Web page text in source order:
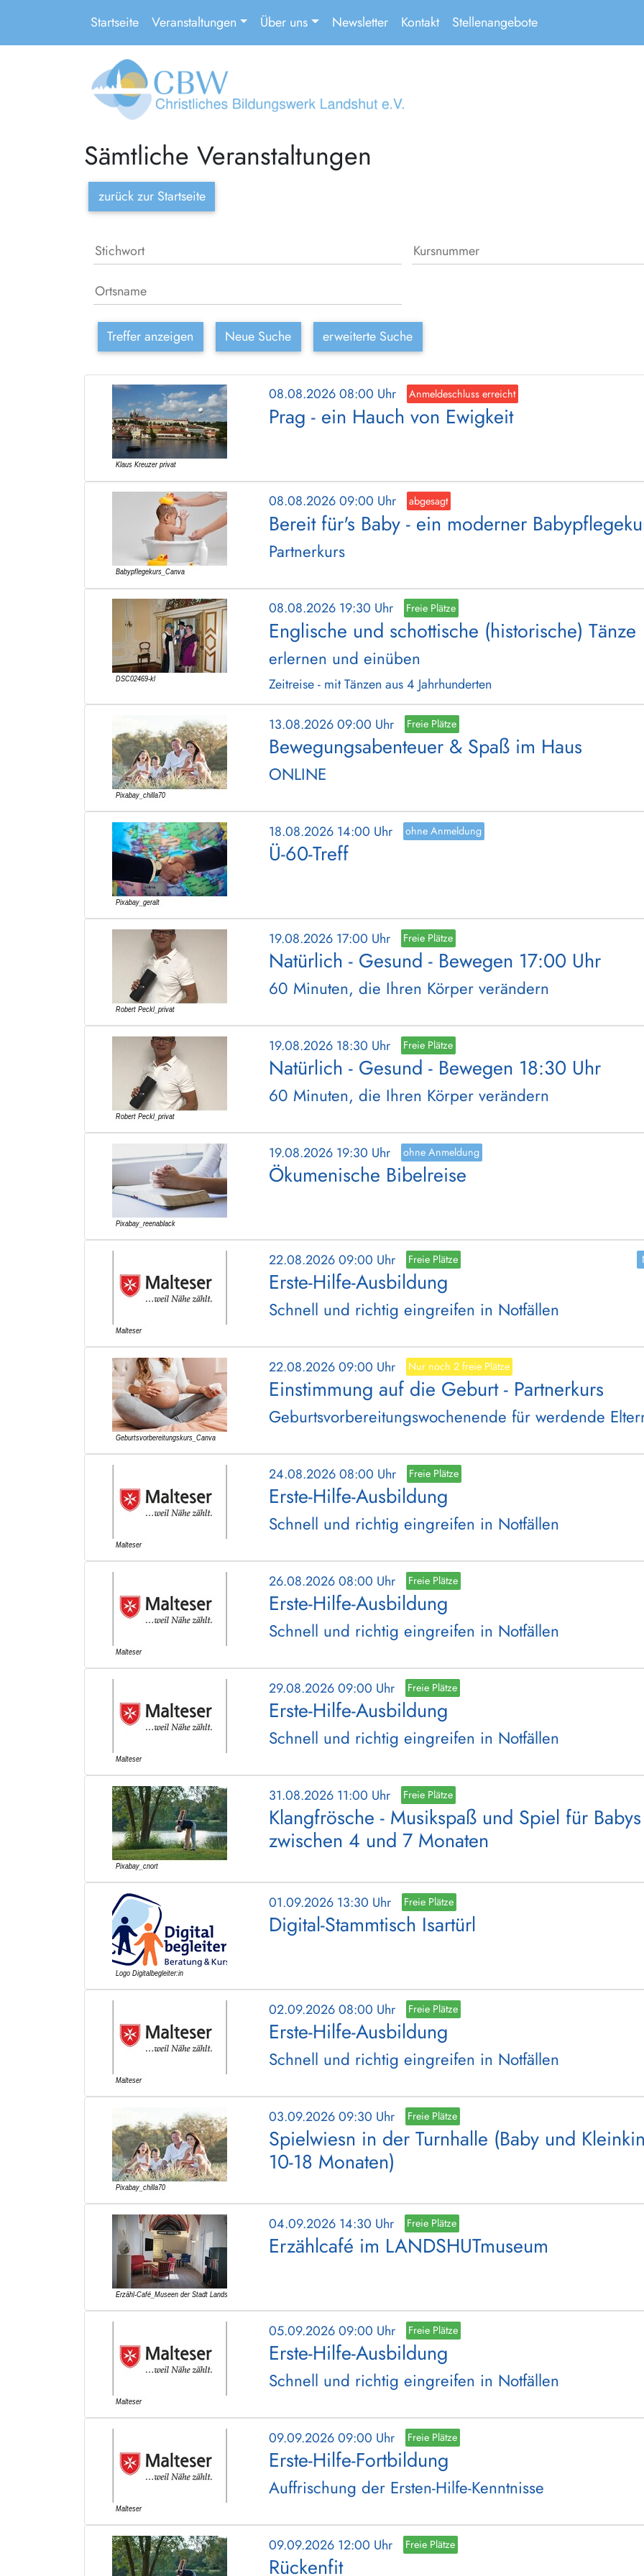
Startseite Veranstaltungen Über uns Newsletter Kontakt Stellenangebote
Sämtliche Veranstaltungen
zurück zur Startseite
Treffer anzeigen Neue Suche erweiterte Suche
08.08.2026 08:00 Uhr Anmeldeschluss erreicht
Prag - ein Hauch von Ewigkeit
08.08.2026 09:00 Uhr abgesagt
Bereit für's Baby - ein moderner
Partnerkurs
08.08.2026 19:30 Uhr Freie Plätze
Englische und schottische (historische) Tänze
erlernen und einüben
Zeitreise - mit Tänzen aus 4 Jahrhunderten
13.08.2026 09:00 Uhr Freie Plätze
Bewegungsabenteuer & Spaß im Haus
ONLINE
18.08.2026 14:00 Uhr ohne Anmeldung
Ü-60-Treff
19.08.2026 17:00 Uhr Freie Plätze
Natürlich - Gesund - Bewegen 17:00 Uhr
60 Minuten, die Ihren Körper verändern
19.08.2026 18:30 Uhr Freie Plätze
Natürlich - Gesund - Bewegen 18:30 Uhr
60 Minuten, die Ihren Körper verändern
19.08.2026 19:30 Uhr ohne Anmeldung
Ökumenische Bibelreise
22.08.2026 09:00 Uhr Freie Plätze
Erste-Hilfe-Ausbildung
Schnell und richtig eingreifen in Notfällen
22.08.2026 09:00 Uhr Nur noch 2 freie Plätze
Einstimmung auf die Geburt - Partnerkurs
Geburtsvorbereitungswochenende für werdende
24.08.2026 08:00 Uhr Freie Plätze
Erste-Hilfe-Ausbildung
Schnell und richtig eingreifen in Notfällen
26.08.2026 08:00 Uhr Freie Plätze
Erste-Hilfe-Ausbildung
Schnell und richtig eingreifen in Notfällen
29.08.2026 09:00 Uhr Freie Plätze
Erste-Hilfe-Ausbildung
Schnell und richtig eingreifen in Notfällen
31.08.2026 11:00 Uhr Freie Plätze
Klangfrösche - Musikspaß und Spiel für Babys
zwischen 4 und 7 Monaten
01.09.2026 13:30 Uhr Freie Plätze
Digital-Stammtisch Isartürl
02.09.2026 08:00 Uhr Freie Plätze
Erste-Hilfe-Ausbildung
Schnell und richtig eingreifen in Notfällen
03.09.2026 09:30 Uhr Freie Plätze
Spielwiesn in der Turnhalle (Baby und
10-18 Monaten)
04.09.2026 14:30 Uhr Freie Plätze
Erzählcafé im LANDSHUTmuseum
05.09.2026 09:00 Uhr Freie Plätze
Erste-Hilfe-Ausbildung
Schnell und richtig eingreifen in Notfällen
09.09.2026 09:00 Uhr Freie Plätze
Erste-Hilfe-Fortbildung
Auffrischung der Ersten-Hilfe-Kenntnisse
09.09.2026 12:00 Uhr Freie Plätze
Rückenfit